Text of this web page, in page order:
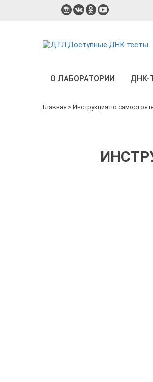
О ЛАБОРАТОРИИ ДНК-
Главная > Инструкция по